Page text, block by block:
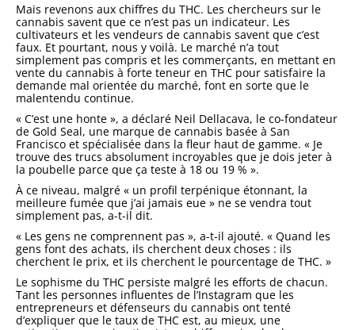
Mais revenons aux chiffres du THC. Les chercheurs sur le
cannabis savent que ce n’est pas un indicateur. Les
cultivateurs et les vendeurs de cannabis savent que c’est
faux. Et pourtant, nous y voilà. Le marché n’a tout
simplement pas compris et les commerçants, en mettant en
vente du cannabis à forte teneur en THC pour satisfaire la
demande mal orientée du marché, font en sorte que le
malentendu continue.
« C’est une honte », a déclaré Neil Dellacava, le co-fondateur
de Gold Seal, une marque de cannabis basée à San
Francisco et spécialisée dans la fleur haut de gamme. « Je
trouve des trucs absolument incroyables que je dois jeter à
la poubelle parce que ça teste à 18 ou 19 % ».
À ce niveau, malgré « un profil terpénique étonnant, la
meilleure fumée que j’ai jamais eue » ne se vendra tout
simplement pas, a-t-il dit.
« Les gens ne comprennent pas », a-t-il ajouté. « Quand les
gens font des achats, ils cherchent deux choses : ils
cherchent le prix, et ils cherchent le pourcentage de THC. »
Le sophisme du THC persiste malgré les efforts de chacun.
Tant les personnes influentes de l’Instagram que les
entrepreneurs et défenseurs du cannabis ont tenté
d’expliquer que le taux de THC est, au mieux, une